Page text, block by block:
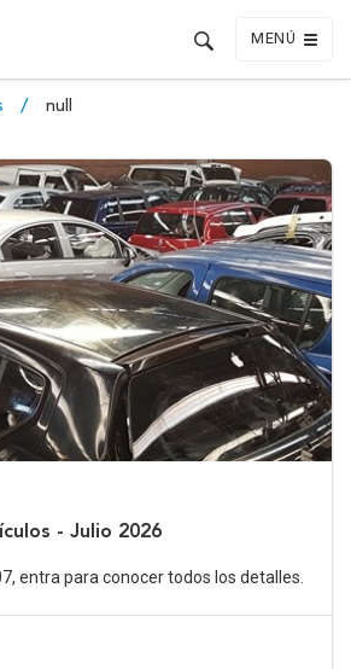
MENÚ
null
- Julio 2026
entra para conocer todos los detalles.